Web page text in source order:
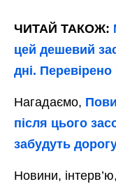
ЧИТАЙ ТАКОЖ:
цей дешевий
дні.
Нагадаємо,
після цього
забудуть
Новини,